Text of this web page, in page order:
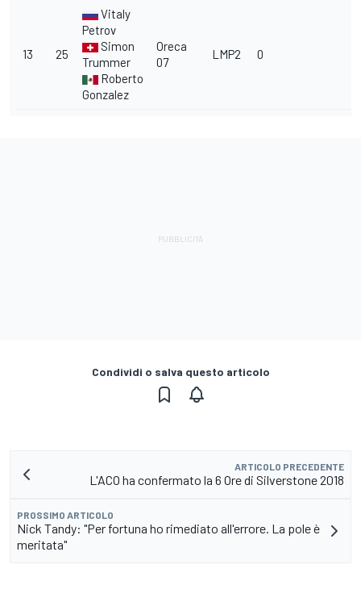
13 25
Vitaly
Petrov
Simon
Trummer
Roberto
Gonzalez
Oreca
07
LMP2 0
Condividi o salva questo articolo
ARTICOLO PRECEDENTE
L'ACO ha confermato la 6 Ore di Silverstone 2018
PROSSIMO ARTICOLO
Nick Tandy: "Per fortuna ho rimediato all'errore. La pole è
meritata"